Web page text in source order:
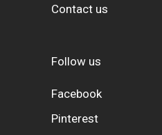
Contact us
Follow us
Facebook
Pinterest